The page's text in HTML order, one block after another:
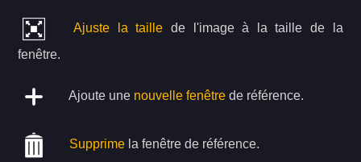
Ajuste la taille de l'image à la taille de la
fenêtre.
Ajoute une nouvelle fenêtre de référence.
Supprime la fenêtre de référence.